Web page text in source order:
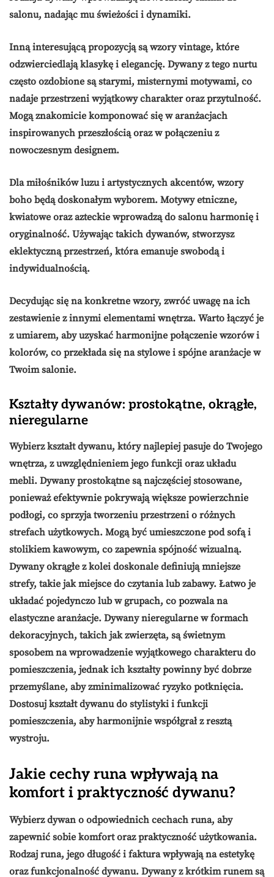
salonu, nadając mu świeżości i dynamiki.
Inną interesującą propozycją są wzoryvintage, które
odzwierciedlają klasykę i elegancję. Dywany z tego nurtu
często ozdobione są starymi, misternymi motywami, co
nadaje przestrzeni wyjątkowy charakter oraz przytulność.
Mogą znakomicie komponować się w aranżacjach
inspirowanych przeszłością oraz w połączeniu z
nowoczesnym designem.
Dla miłośników luzu i artystycznych akcentów, wzory
boho będą doskonałym wyborem. Motywy etniczne,
kwiatowe oraz azteckie wprowadzą do salonu harmonię i
oryginalność. Używając takich dywanów, stworzysz
eklektyczną przestrzeń, która emanuje swobodą i
indywidualnością.
Decydując się na konkretne wzory, zwróć uwagę na ich
zestawienie z innymi elementami wnętrza. Warto łączyć je
z umiarem, aby uzyskać harmonijne połączenie wzorów i
kolorów, co przekłada się na stylowe i spójne aranżacje w
Twoim salonie.
Kształty dywanów: prostokątne, okrągłe,
nieregularne
Wybierz kształt dywanu, który najlepiej pasuje do Twojego
wnętrza, z uwzględnieniem jego funkcji oraz układu
mebli. Dywany prostokątne są najczęściej stosowane,
ponieważ efektywnie pokrywają większe powierzchnie
podłogi, co sprzyja tworzeniu przestrzeni o różnych
strefach użytkowych. Mogą być umieszczone pod sofą i
stolikiem kawowym, co zapewnia spójność wizualną.
Dywany okrągłe z kolei doskonale definiują mniejsze
strefy, takie jak miejsce do czytania lub zabawy. Łatwo je
układać pojedynczo lub w grupach, co pozwala na
elastyczne aranżacje. Dywany nieregularne w formach
dekoracyjnych, takich jak zwierzęta, są świetnym
sposobem na wprowadzenie wyjątkowego charakteru do
pomieszczenia, jednak ich kształty powinny być dobrze
przemyślane, aby zminimalizować ryzyko potknięcia.
Dostosuj kształt dywanu do stylistyki i funkcji
pomieszczenia, aby harmonijnie współgrał z resztą
wystroju.
Jakie cechy runa wpływają na
komfort i praktyczność dywanu?
Wybierz dywan o odpowiednich cechach runa, aby
zapewnić sobie komfortorazpraktyczność użytkowania.
Rodzaj runa, jego długość i faktura wpływają na estetykę
oraz funkcjonalność dywanu. Dywany z krótkim runem są